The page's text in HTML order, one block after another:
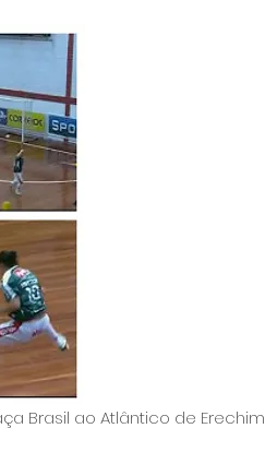
Brasil ao Atlântico de Erechim